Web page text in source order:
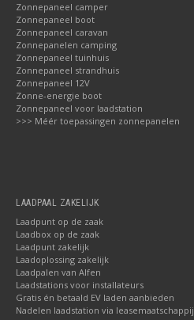
Zonnepaneel camper
Zonnepaneel boot
Zonnepaneel caravan
Zonnepanelen camping
Zonnepaneel tuinhuis
Zonnepaneel strandhuis
Zonnepaneel 12V
Zonne-energie boot
Zonnepaneel voor laadstation
>>> Méér toepassingen zonnepanelen
LAADPAAL ZAKELIJK
Laadpunt op de zaak
Laadbox op de zaak
Laadpunt zakelijk
Laadoplossing zakelijk
Laadpalen van Alfen
Laadstations voor installateurs
Gratis én betaald EV laden aanbieden
Nadelen laadstation via leasemaatschappij